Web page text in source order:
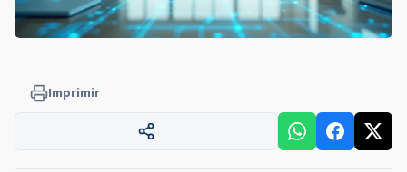
Imprimir